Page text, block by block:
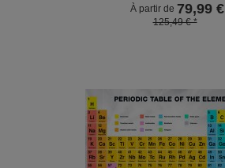
À partir de 79,99€
125,49 € *